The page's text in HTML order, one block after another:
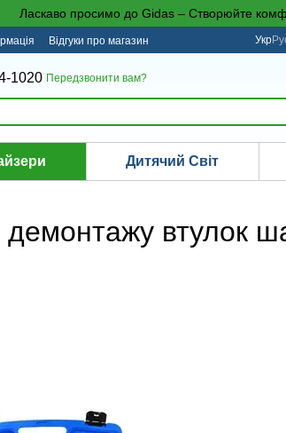
Ласкаво просимо до Gidas – Створюйте
Відгуки про магазин Укр
1020 Передзвонити вам?
Дитячий Світ
втулок